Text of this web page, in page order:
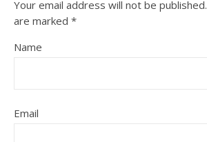
Your email address will not be published.
are marked *
Name
Email